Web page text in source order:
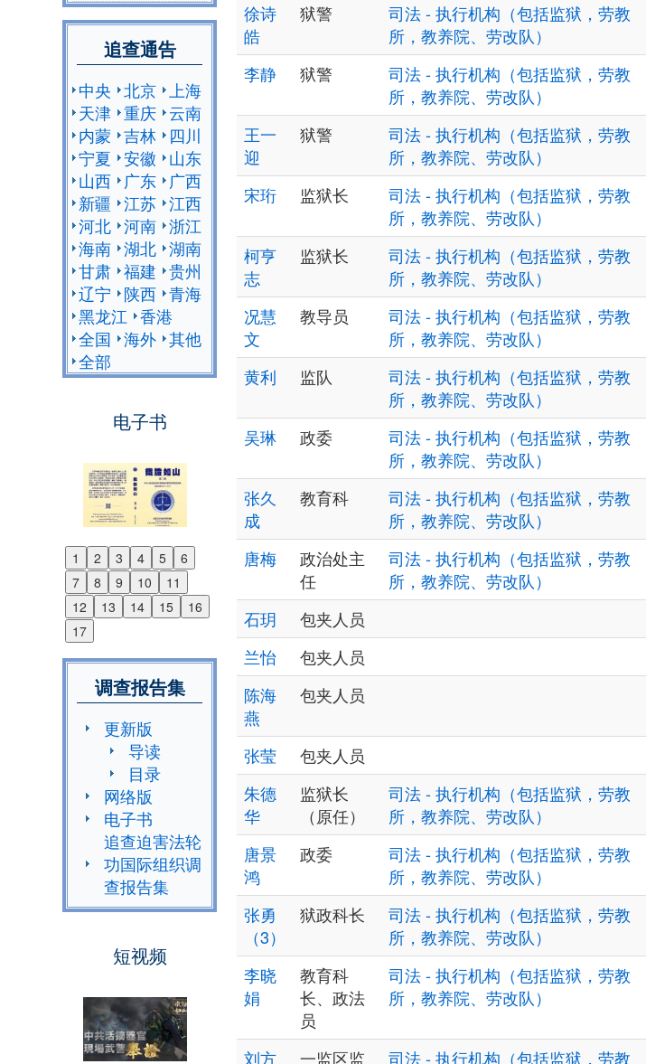
追查通告
中央 北京 上海
天津 重庆 云南
内蒙 吉林
四川
宁夏 安徽
山东
山西
广东
广西
新疆 江苏 江西
河北 河南 浙江
海南 湖北 湖南
甘肃 福建 贵州
辽宁
陕西 青海
黑龙江 香港
全国 海外 其他
全部
电子书
1 2 3 4 5
6
7
8 9 10
11
12
13 14 15
16
17
Previous
Next
调查报告集
更新版
导读
目录
网络版
电子书
追查迫害法轮
功国际组织调
查报告集
短视频
徐诗
皓
狱警
司法 - 执行机构（包括监狱，劳教
所，教养院、劳改队）
李静
狱警
司法 - 执行机构（包括监狱，劳教
所，教养院、劳改队）
王一
迎
狱警
司法 - 执行机构（包括监狱，劳教
所，教养院、劳改队）
宋珩
监狱长
司法 - 执行机构（包括监狱，劳教
所，教养院、劳改队）
柯亨
志
监狱长
司法 - 执行机构（包括监狱，劳教
所，教养院、劳改队）
况慧
文
教导员
司法 - 执行机构（包括监狱，劳教
所，教养院、劳改队）
黄利
监队
司法 - 执行机构（包括监狱，劳教
所，教养院、劳改队）
吴琳
政委
司法 - 执行机构（包括监狱，劳教
所，教养院、劳改队）
张久
成
教育科
司法 - 执行机构（包括监狱，劳教
所，教养院、劳改队）
唐梅
政治处主
任
司法 - 执行机构（包括监狱，劳教
所，教养院、劳改队）
石玥
包夹人员
兰怡
包夹人员
陈海
燕
包夹人员
张莹
包夹人员
朱德
华
监狱长
（原任）
司法 - 执行机构（包括监狱，劳教
所，教养院、劳改队）
唐景
鸿
政委
司法 - 执行机构（包括监狱，劳教
所，教养院、劳改队）
张勇
（3）
狱政科长
司法 - 执行机构（包括监狱，劳教
所，教养院、劳改队）
李晓
娟
教育科
长、政法
员
司法 - 执行机构（包括监狱，劳教
所，教养院、劳改队）
刘方
一监区监
司法 - 执行机构（包括监狱，劳教